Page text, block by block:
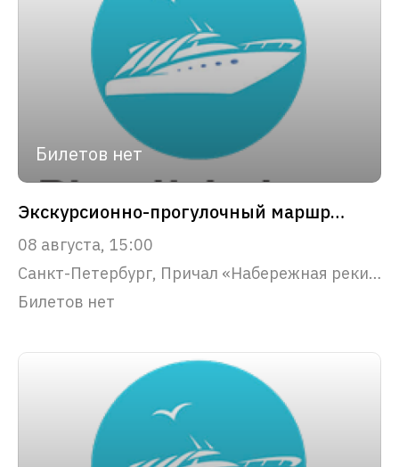
Билетов нет
Экскурсионно-прогулочный маршрут "Северная Венеция"
08 августа, 15:00
Санкт-Петербург, Причал «Набережная реки Фонтанки, 53»
Билетов нет